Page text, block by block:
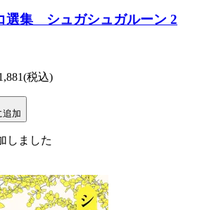
選集 シュガシュガルーン 2
(税込)
追加
しました